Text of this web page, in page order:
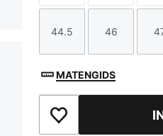
Maat
44.5
Maat
46
MATENGIDS
Toegevoegd aan